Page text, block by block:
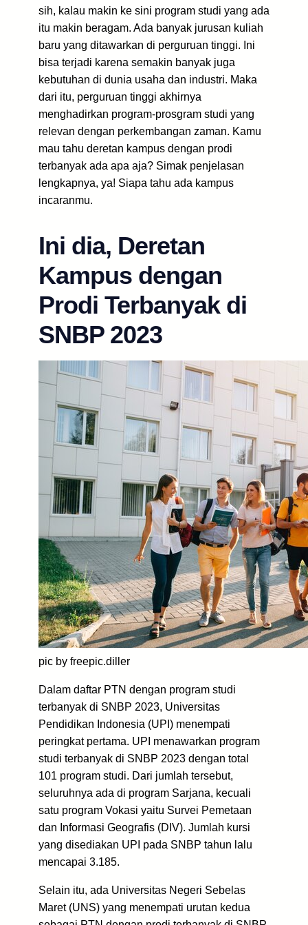
sih, kalau makin ke sini program studi yang ada
itu makin beragam. Ada banyak jurusan kuliah
baru yang ditawarkan di perguruan tinggi. Ini
bisa terjadi karena semakin banyak juga
kebutuhan di dunia usaha dan industri. Maka
dari itu, perguruan tinggi akhirnya
menghadirkan program-prosgram studi yang
relevan dengan perkembangan zaman. Kamu
mau tahu deretan kampus dengan prodi
terbanyak ada apa aja? Simak penjelasan
lengkapnya, ya! Siapa tahu ada kampus
incaranmu.
Ini dia, Deretan
Kampus dengan
Prodi Terbanyak di
SNBP 2023
pic by freepic.diller
Dalam daftar PTN dengan program studi
terbanyak di SNBP 2023, Universitas
Pendidikan Indonesia (UPI) menempati
peringkat pertama. UPI menawarkan program
studi terbanyak di SNBP 2023 dengan total
101 program studi. Dari jumlah tersebut,
seluruhnya ada di program Sarjana, kecuali
satu program Vokasi yaitu Survei Pemetaan
dan Informasi Geografis (DIV). Jumlah kursi
yang disediakan UPI pada SNBP tahun lalu
mencapai 3.185.
Selain itu, ada Universitas Negeri Sebelas
Maret (UNS) yang menempati urutan kedua